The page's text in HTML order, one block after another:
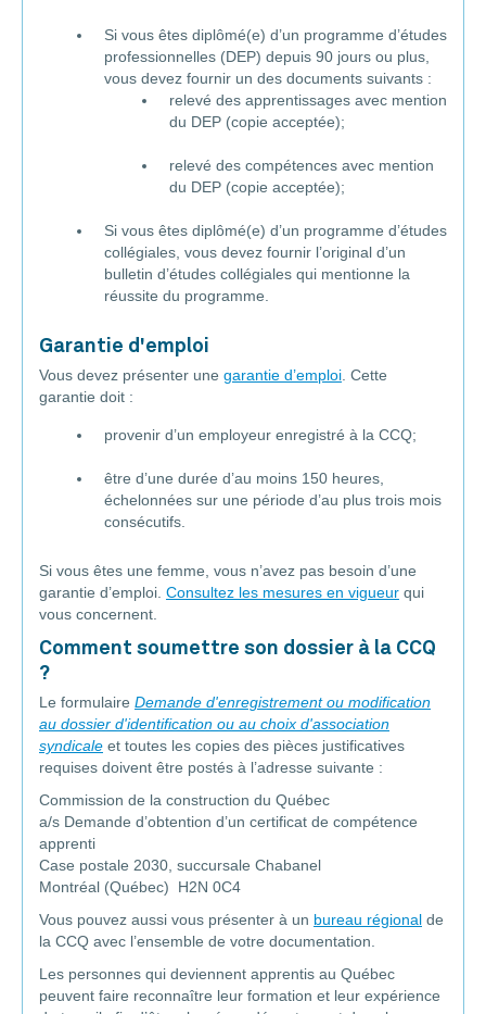
Si vous êtes diplômé(e) d’un programme d’études
professionnelles (DEP) depuis 90 jours ou plus,
vous devez fournir un des documents suivants :
relevé des apprentissages avec mention
du DEP (copie acceptée);
relevé des compétences avec mention
du DEP (copie acceptée);
Si vous êtes diplômé(e) d’un programme d’études
collégiales, vous devez fournir l’original d’un
bulletin d’études collégiales qui mentionne la
réussite du programme.
Garantie d'emploi
Vous devez présenter une garantie d’emploi . Cette
garantie doit :
provenir d’un employeur enregistré à la CCQ;
être d’une durée d’au moins 150 heures,
échelonnées sur une période d’au plus trois mois
consécutifs.
Si vous êtes une femme, vous n’avez pas besoin d’une
garantie d’emploi. Consultez les mesures en vigueur qui
vous concernent.
Comment soumettre son dossier à la CCQ
?
Le formulaire Demande d'enregistrement ou modification
au dossier d'identification ou au choix d'association
syndicale et toutes les copies des pièces justificatives
requises doivent être postés à l’adresse suivante :
Commission de la construction du Québec
a/s Demande d’obtention d’un certificat de compétence
apprenti
Case postale 2030, succursale Chabanel
Montréal (Québec) H2N 0C4
Vous pouvez aussi vous présenter à un bureau régional de
la CCQ avec l’ensemble de votre documentation.
Les personnes qui deviennent apprentis au Québec
peuvent faire reconnaître leur formation et leur expérience